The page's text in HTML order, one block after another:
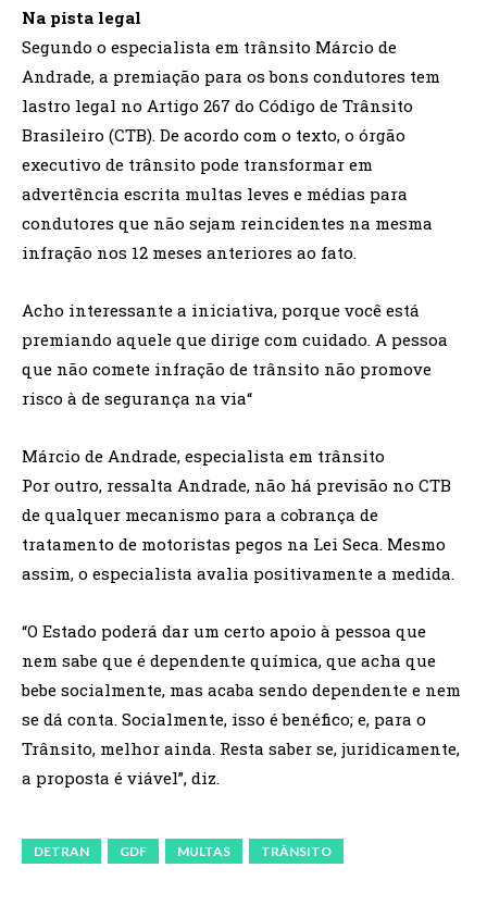
Na pista legal
Segundo o especialista em trânsito Márcio de
Andrade, a premiação para os bons condutores tem
lastro legal no Artigo 267 do Código de Trânsito
Brasileiro (CTB). De acordo com o texto, o órgão
executivo de trânsito pode transformar em
advertência escrita multas leves e médias para
condutores que não sejam reincidentes na mesma
infração nos 12 meses anteriores ao fato.
Acho interessante a iniciativa, porque você está
premiando aquele que dirige com cuidado. A pessoa
que não comete infração de trânsito não promove
risco à de segurança na via“
Márcio de Andrade, especialista em trânsito
Por outro, ressalta Andrade, não há previsão no CTB
de qualquer mecanismo para a cobrança de
tratamento de motoristas pegos na Lei Seca. Mesmo
assim, o especialista avalia positivamente a medida.
“O Estado poderá dar um certo apoio à pessoa que
nem sabe que é dependente química, que acha que
bebe socialmente, mas acaba sendo dependente e nem
se dá conta. Socialmente, isso é benéfico; e, para o
Trânsito, melhor ainda. Resta saber se, juridicamente,
a proposta é viável”, diz.
DETRAN GDF MULTAS TRÂNSITO